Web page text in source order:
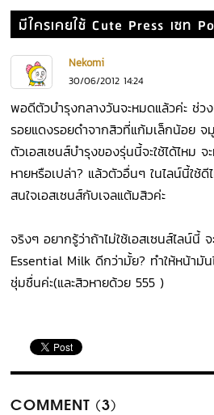
มีใครเคยใช้ Cute Press เซท
Nekomi
30/06/2012 14:24
พอดีตัวบำรุงกลางวันจะหมดแล้วค่ะ ช่
รอยแดงรอยดำจากสิวที่แก้มเล็กน้อย จ
ตัวเอสเซนส์บำรุงของรุ่นนี้จะใช้ได้ไหม จ
หายหรือเปล่า? แล้วตัวอื่นๆ ในไลน์นี้ใช้
สนใจเอสเซนส์กับเจลแต้มสิวค่ะ
จริงๆ อยากรู้ว่าถ้าไม่ใช้เอสเซนส์ไลน์นี้
Essential Milk ดีกว่ามั้ย? ทำให้หน้ามั
ชุ่มชื่นค่ะ(และสิวหายด้วย 555 )
COMMENT (3)